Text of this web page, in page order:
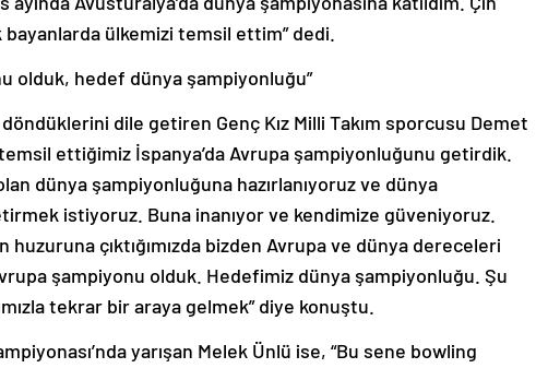
ülkemizi temsil ettim” dedi.
olduk, hedef dünya şampiyonluğu”
dile getiren Genç Kız Milli Takım sporcusu Demet
temsil ettiğimiz İspanya’da Avrupa şampiyonluğunu getirdik.
dünya şampiyonluğuna hazırlanıyoruz ve dünya
istiyoruz. Buna inanıyor ve kendimize güveniyoruz.
huzuruna çıktığımızda bizden Avrupa ve dünya dereceleri
şampiyonu olduk. Hedefimiz dünya şampiyonluğu. Şu
tekrar bir araya gelmek” diye konuştu.
yarışan Melek Ünlü ise, “Bu sene bowling